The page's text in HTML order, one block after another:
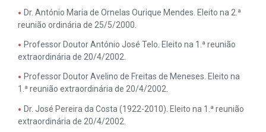
Dr. António Maria de Ornelas Ourique Mendes. Eleito na 2.ª
reunião ordinária de 25/5/2000.
Professor Doutor António José Telo. Eleito na 1.ª reunião
extraordinária de 20/4/2002.
Professor Doutor Avelino de Freitas de Meneses. Eleito na
1.ª reunião extraordinária de 20/4/2002.
Dr. José Pereira da Costa (1922-2010). Eleito na 1.ª reunião
extraordinária de 20/4/2002.